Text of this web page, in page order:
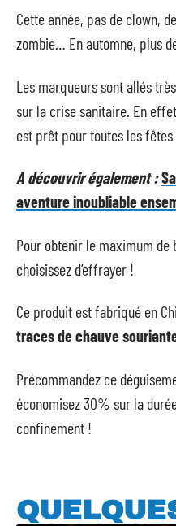
Cette année, pas de clown,
zombie… En automne, plus
Les marqueurs sont allés
sur la crise sanitaire. En
est prêt pour toutes les fêtes
A découvrir également :
aventure inoubliable
Pour obtenir le maximum de
choisissez d’effrayer !
Ce produit est fabriqué en
traces de chauve
Précommandez ce
économisez 30% sur la
confinement !